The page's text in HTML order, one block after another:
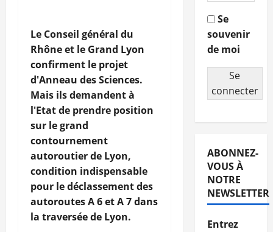
Le Conseil général du
Rhône et le Grand Lyon
confirment le projet
d'Anneau des Sciences.
Mais ils demandent à
l'Etat de prendre position
sur le grand
contournement
autoroutier de Lyon,
condition indispensable
pour le déclassement des
autoroutes A 6 et A 7 dans
la traversée de Lyon.
Se
souvenir
de moi
Se
connecter
ABONNEZ-
VOUS À
NOTRE
NEWSLETTER
Entrez